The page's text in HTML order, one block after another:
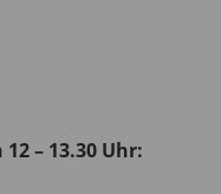
– 13.30 Uhr: